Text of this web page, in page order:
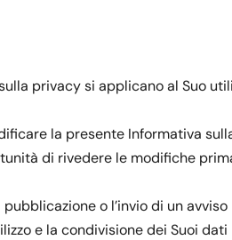
privacy si applicano al Suo
la presente Informativa
di rivedere le modifiche
o l’invio di un
e la condivisione dei Suoi